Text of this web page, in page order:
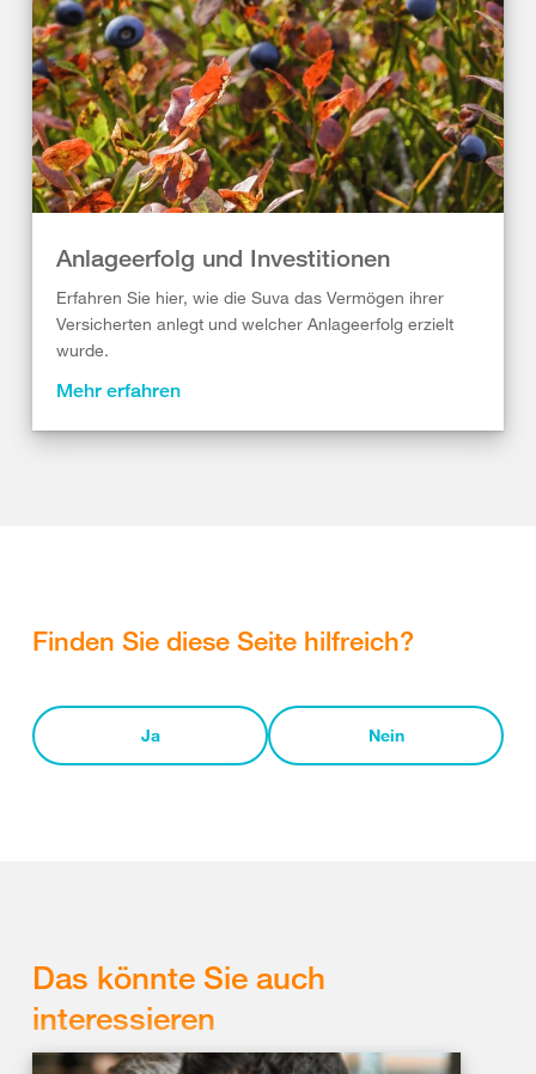
Anlageerfolg und Investitionen
Erfahren Sie hier, wie die Suva das Vermögen ihrer
Versicherten anlegt und welcher Anlageerfolg erzielt
wurde.
Mehr erfahren
Finden Sie diese Seite hilfreich?
Ja Nein
Das könnte Sie auch
interessieren